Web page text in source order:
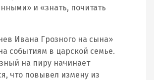
и «знать, почитать
Ивана Грозного на сына»
событиям в царской семье.
на пиру начинает
что повывел измену из